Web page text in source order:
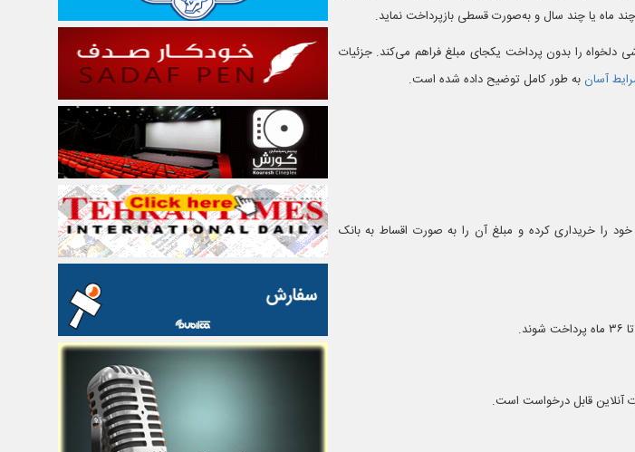
ماه یا چند سال و به‌صورت قسطی بازپرداخت نماید.
دلخواه را بدون پرداخت یکجای مبلغ فراهم می‌کند. جزئیات
آسانبه طور کامل توضیح داده شده است.
را خریداری کرده و مبلغ آن را به صورت اقساط به بانک
آنلاین قابل درخواست است.